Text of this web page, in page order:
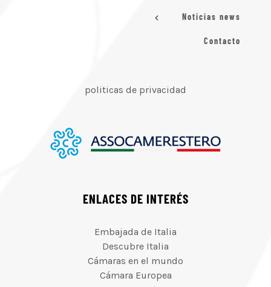
Noticias news
Contacto
politicas de privacidad
ENLACES DE INTERÉS
Embajada de Italia
Descubre Italia
Cámaras en el mundo
Cámara Europea